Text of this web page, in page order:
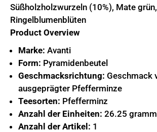
Süßholzholzwurzeln (10%), Mate
Ringelblumenblüten
Product Overview
Marke: Avanti
Form: Pyramidenbeutel
Geschmacksrichtung: Geschmack
ausgeprägter Pfefferminze
Teesorten: Pfefferminz
Anzahl der Einheiten: 26.25 gramm
Anzahl der Artikel: 1